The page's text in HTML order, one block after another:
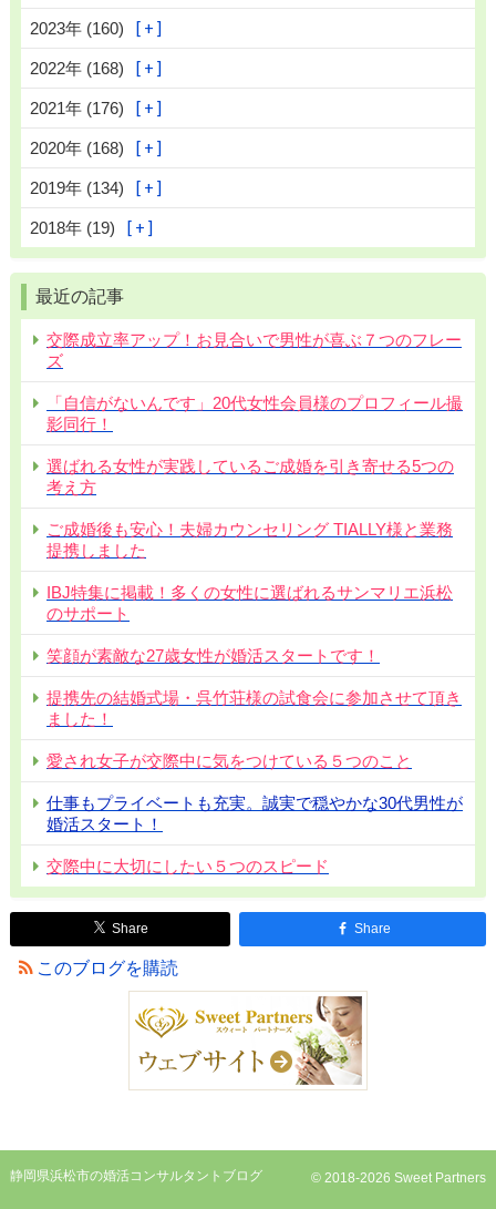
2023年 (160)
2022年 (168)
2021年 (176)
2020年 (168)
2019年 (134)
2018年 (19)
最近の記事
交際成立率アップ！お見合いで男性が喜ぶ７つのフレー
ズ
「自信がないんです」20代女性会員様のプロフィール撮
影同行！
選ばれる女性が実践しているご成婚を引き寄せる5つの
考え方
ご成婚後も安心！夫婦カウンセリング TIALLY様と業務
提携しました
IBJ特集に掲載！多くの女性に選ばれるサンマリエ浜松
のサポート
笑顔が素敵な27歳女性が婚活スタートです！
提携先の結婚式場・呉竹荘様の試食会に参加させて頂き
ました！
愛され女子が交際中に気をつけている５つのこと
仕事もプライベートも充実。誠実で穏やかな30代男性が
婚活スタート！
交際中に大切にしたい５つのスピード
Share Share
このブログを購読
© 2018-2026 Sweet Partners
静岡県浜松市の婚活コンサルタントブログ